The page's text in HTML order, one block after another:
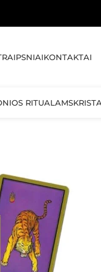
KONTAKTAI
RITUALAMS